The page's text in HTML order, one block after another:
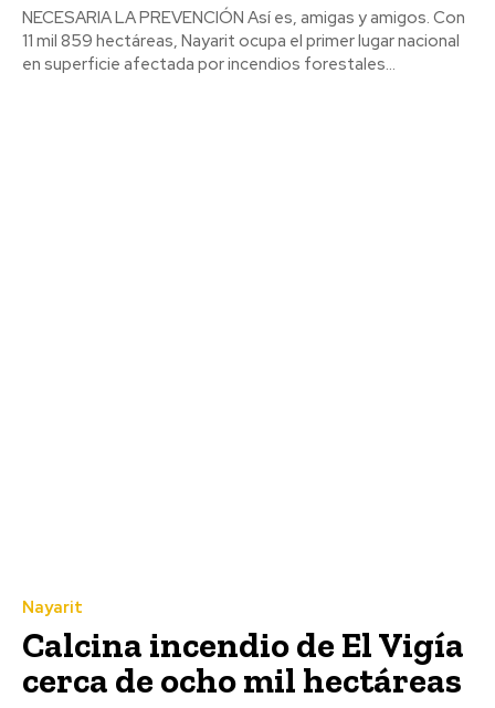
NECESARIA LA PREVENCIÓN Así es, amigas y amigos. Con
11 mil 859 hectáreas, Nayarit ocupa el primer lugar nacional
en superficie afectada por incendios forestales...
Nayarit
Calcina incendio de El Vigía
cerca de ocho mil hectáreas